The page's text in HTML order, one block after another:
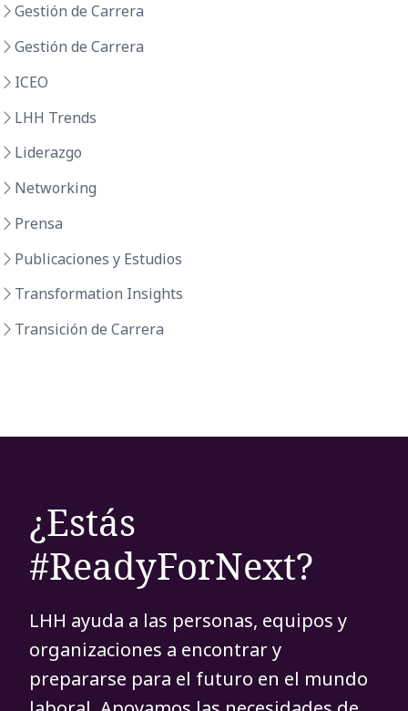
Gestión de Carrera
Gestión de Carrera
ICEO
LHH Trends
Liderazgo
Networking
Prensa
Publicaciones y Estudios
Transformation Insights
Transición de Carrera
¿Estás
#ReadyForNext?
LHH ayuda a las personas, equipos y
organizaciones a encontrar y
prepararse para el futuro en el mundo